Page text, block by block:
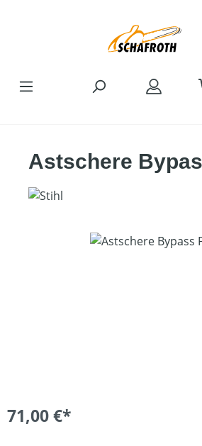
Astschere
Bildergalerie überspringen
71,00 €*